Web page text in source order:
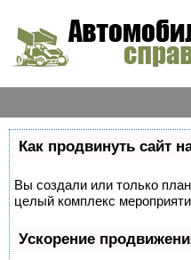
Как продвинуть сайт
Вы создали или только
целый комплекс
Ускорение